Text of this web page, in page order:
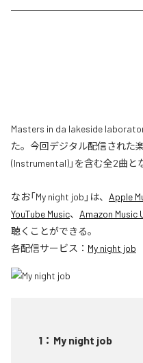
Masters in da lakeside
た。今回デジタル配信された楽
(Instrumental)」を含む全2曲と
なお「My night job 」は、 Apple
YouTube Music、 Amazon Music
聴くことができる。
各配信サービス： My night job
1 ： My night job